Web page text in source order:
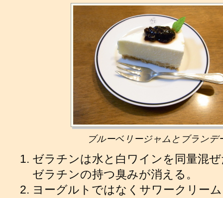
ブルーベリージャムとブランデ
ゼラチンは水と白ワインを同量混
ゼラチンの持つ臭みが消える。
ヨーグルトではなくサワークリー